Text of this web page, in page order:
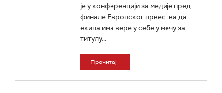
је у конференцији за медије пред
финале Европског првества да
екипа има вере у себе у мечу за
титулу...
Прочитај